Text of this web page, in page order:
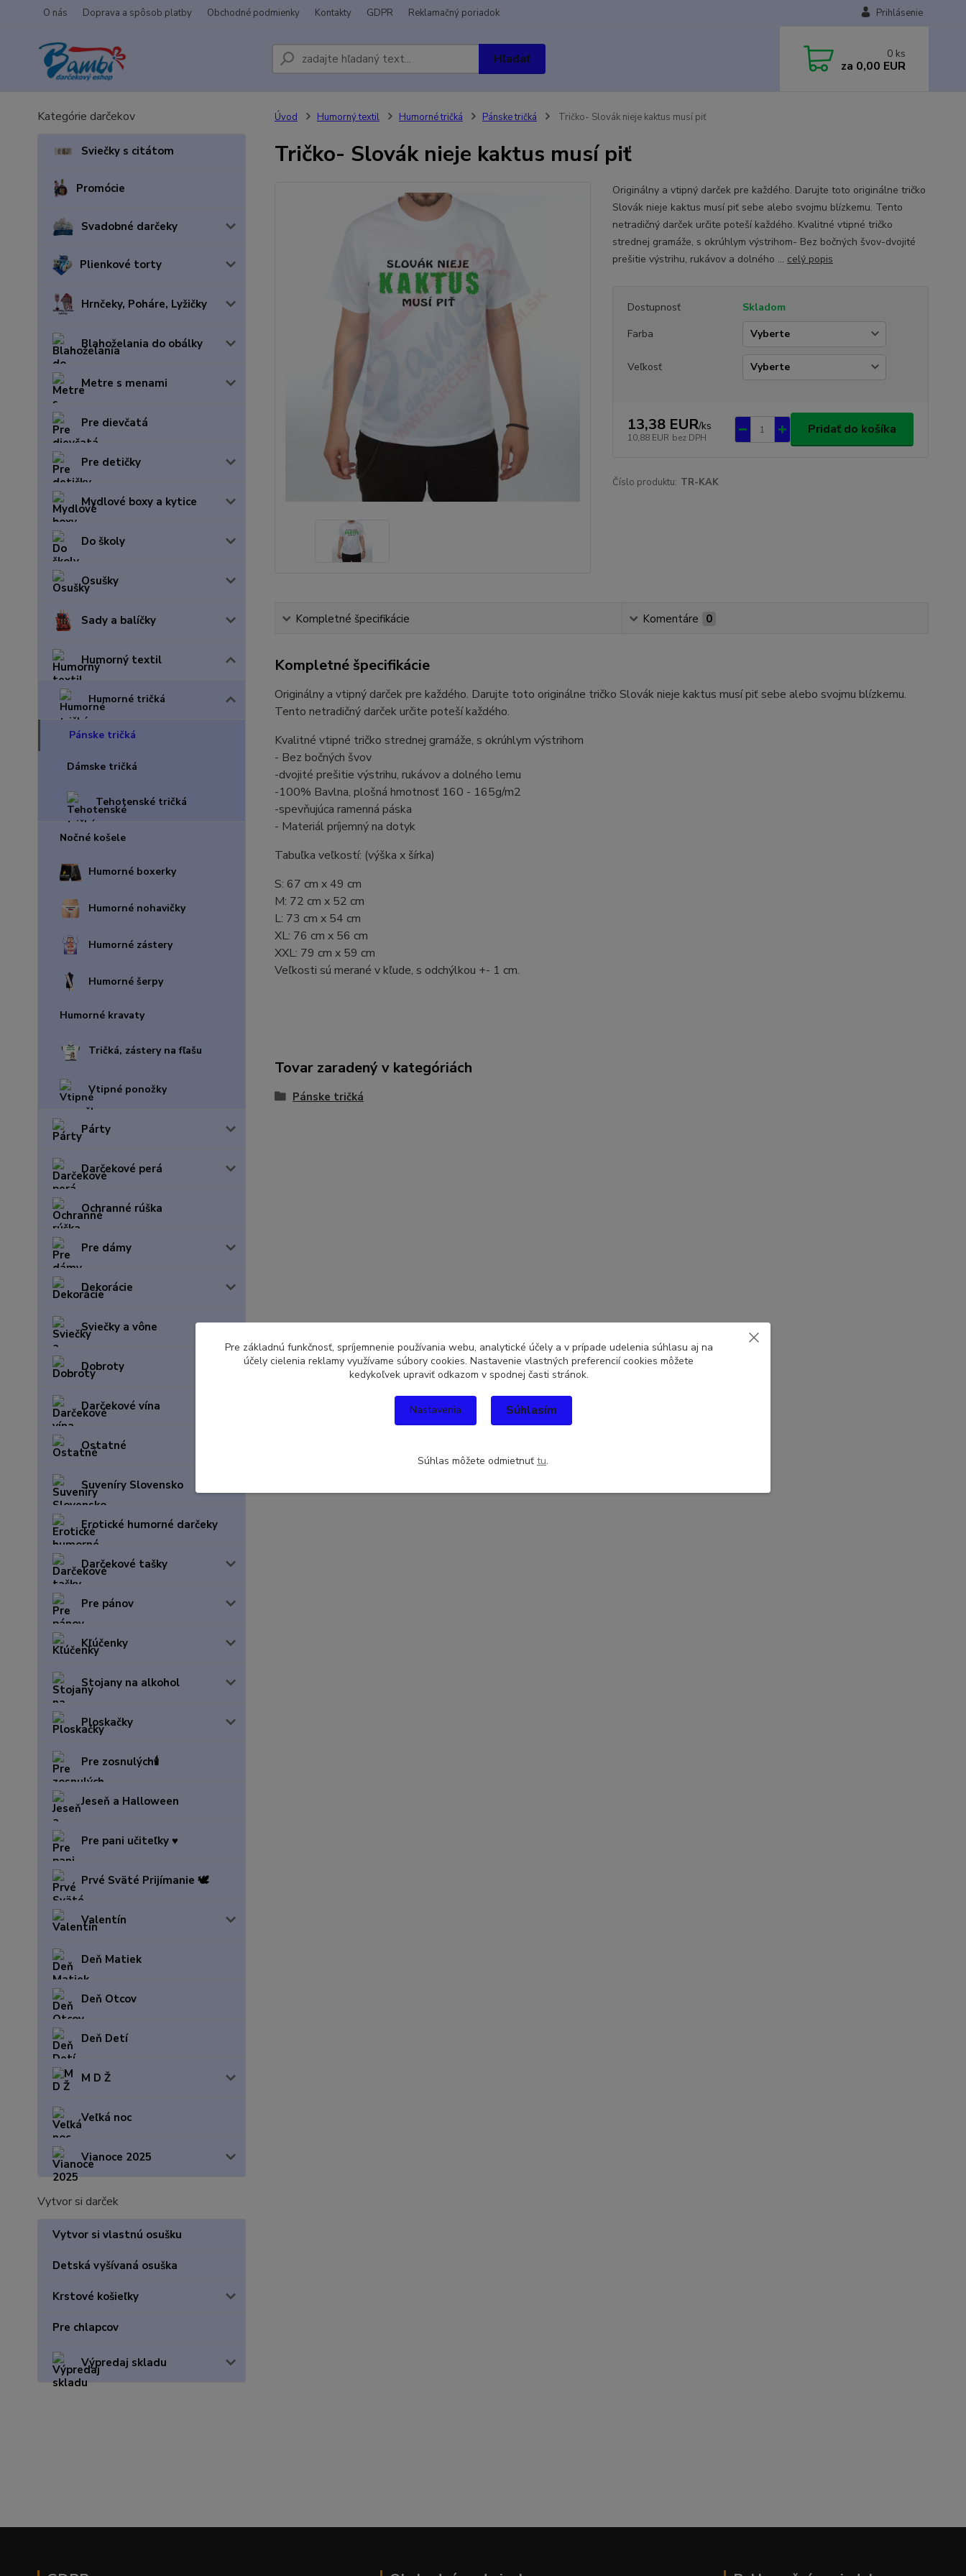
O nás Doprava a spôsob platby Obchodné podmienky Kontakty GDPR Reklamačný poriadok Prihlásenie
Hľadať 0 ks
za 0,00 EUR
Kategórie darčekov
Sviečky s citátom
Promócie
Svadobné darčeky
Plienkové torty
Hrnčeky, Poháre, Lyžičky
Blahoželania do obálky
Metre s menami
Pre dievčatá
Pre detičky
Mydlové boxy a kytice
Do školy
Osušky
Sady a balíčky
Humorný textil
Humorné tričká
Pánske tričká
Dámske tričká
Tehotenské tričká
Nočné košele
Humorné boxerky
Humorné nohavičky
Humorné zástery
Humorné šerpy
Humorné kravaty
Tričká, zástery na fľašu
Vtipné ponožky
Párty
Darčekové perá
Ochranné rúška
Pre dámy
Dekorácie
Sviečky a vône
Dobroty
Darčekové vína
Ostatné
Suveníry Slovensko
Erotické humorné darčeky
Darčekové tašky
Pre pánov
Kľúčenky
Stojany na alkohol
Ploskačky
Pre zosnulých🕯️
Jeseň a Halloween
Pre pani učiteľky ♥️
Prvé Sväté Prijímanie 🕊️
Valentín
Deň Matiek
Deň Otcov
Deň Detí
M D Ž
Veľká noc
Vianoce 2025
Vytvor si darček
Vytvor si vlastnú osušku
Detská vyšívaná osuška
Krstové košieľky
Pre chlapcov
Výpredaj skladu
Úvod Humorný textil Humorné tričká Pánske tričká Tričko- Slovák nieje kaktus musí piť
Tričko- Slovák nieje kaktus musí piť
Originálny a vtipný darček pre každého. Darujte toto originálne tričko
Slovák nieje kaktus musí piť sebe alebo svojmu blízkemu. Tento
netradičný darček určite poteší každého. Kvalitné vtipné tričko
strednej gramáže, s okrúhlym výstrihom- Bez bočných švov-dvojité
prešitie výstrihu, rukávov a dolného ... celý popis
Dostupnosť
Skladom
Farba
Veľkosť
13,38 EUR/ks
10,88 EUR bez DPH
Pridať do košíka
Číslo produktu: TR-KAK
Kompletné špecifikácie Komentáre 0
Kompletné špecifikácie
Originálny a vtipný darček pre každého. Darujte toto originálne tričko Slovák nieje kaktus musí piť sebe alebo svojmu blízkemu.
Tento netradičný darček určite poteší každého.
Kvalitné vtipné tričko strednej gramáže, s okrúhlym výstrihom
- Bez bočných švov
-dvojité prešitie výstrihu, rukávov a dolného lemu
-100% Bavlna, plošná hmotnosť 160 - 165g/m2
-spevňujúca ramenná páska
- Materiál príjemný na dotyk
Tabuľka veľkostí: (výška x šírka)
S: 67 cm x 49 cm
M: 72 cm x 52 cm
L: 73 cm x 54 cm
XL: 76 cm x 56 cm
XXL: 79 cm x 59 cm
Veľkosti sú merané v kľude, s odchýlkou +- 1 cm.
Tovar zaradený v kategóriách
Pánske tričká
Pre základnú funkčnosť, spríjemnenie používania webu, analytické účely a v prípade udelenia súhlasu aj na
účely cielenia reklamy využívame súbory cookies. Nastavenie vlastných preferencií cookies môžete
kedykoľvek upraviť odkazom v spodnej časti stránok.
Nastavenia Súhlasím
Súhlas môžete odmietnuť tu.